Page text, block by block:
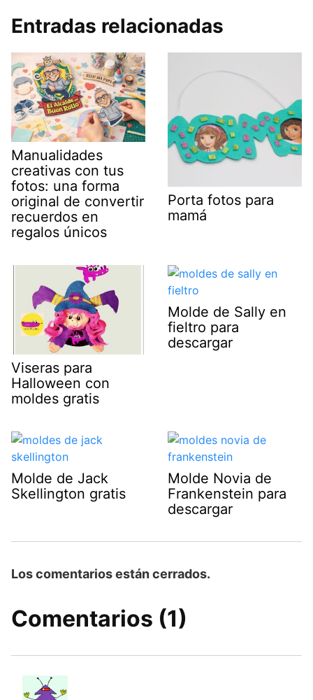
Entradas relacionadas
Manualidades
creativas con tus
fotos: una forma
original de convertir
recuerdos en
regalos únicos
Porta fotos para
mamá
Viseras para
Halloween con
moldes gratis
Molde de Sally en
fieltro para
descargar
Molde de Jack
Skellington gratis
Molde Novia de
Frankenstein para
descargar
Los comentarios están cerrados.
Comentarios (1)